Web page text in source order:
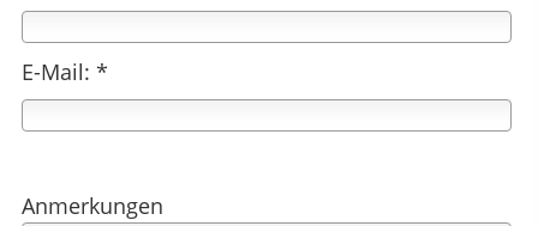
E-Mail: *
Anmerkungen